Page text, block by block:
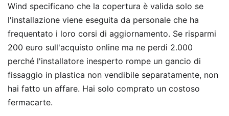
Wind specificano che la copertura è valida solo se
l'installazione viene eseguita da personale che ha
frequentato i loro corsi di aggiornamento. Se risparmi
200 euro sull'acquisto online ma ne perdi 2.000
perché l'installatore inesperto rompe un gancio di
fissaggio in plastica non vendibile separatamente, non
hai fatto un affare. Hai solo comprato un costoso
fermacarte.